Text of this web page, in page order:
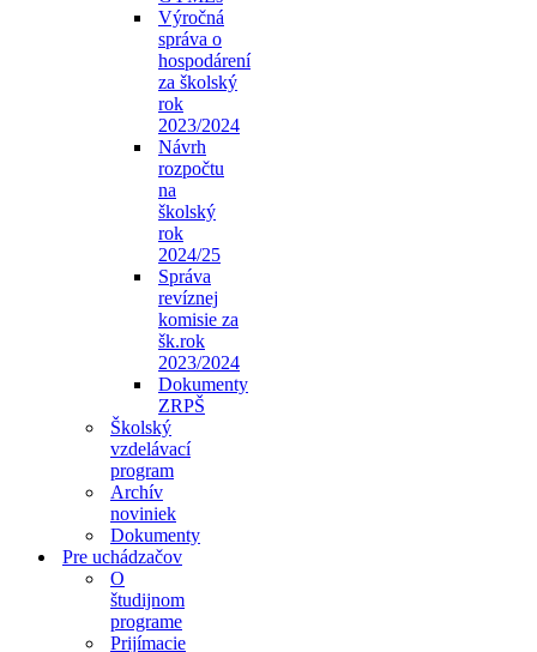
Výročná
správa o
hospodárení
za školský
rok
2023/2024
Návrh
rozpočtu
na
školský
rok
2024/25
Správa
revíznej
komisie za
šk.rok
2023/2024
Dokumenty
ZRPŠ
Školský
vzdelávací
program
Archív
noviniek
Dokumenty
Pre uchádzačov
O
študijnom
programe
Prijímacie